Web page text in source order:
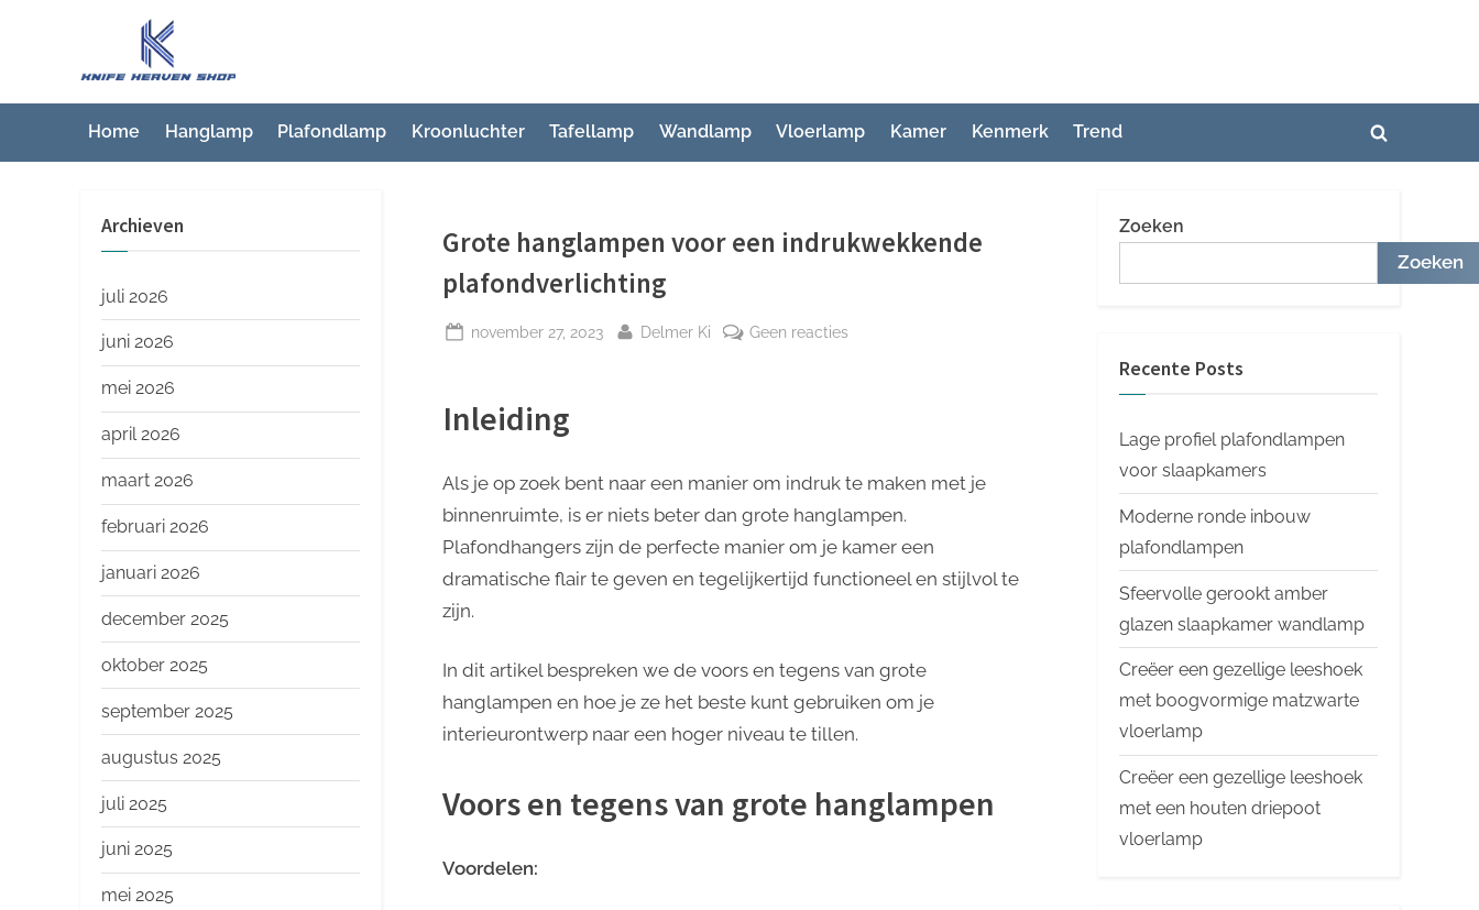
inhoud
K
n
i
f
e
h
Home Hanglamp Plafondlamp Kroonluchter Tafellamp Wandlamp Vloerlamp Kamer Kenmerk Trend
Toggle
Grote hanglampen voor een indrukwekkende
plafondverlichting
Geplaatst
november 27, 2023 Door
Delmer Ki Geen reacties
plafondverlichting
Inleiding
Als je op zoek bent naar een manier om indruk te maken met je
binnenruimte, is er niets beter dan grote hanglampen.
Plafondhangers zijn de perfecte manier om je kamer een
dramatische flair te geven en tegelijkertijd functioneel en stijlvol te
zijn.
In dit artikel bespreken we de voors en tegens van grote
hanglampen en hoe je ze het beste kunt gebruiken om je
interieurontwerp naar een hoger niveau te tillen.
Voors en tegens van grote hanglampen
Voordelen:
Archieven
juli 2026
juni 2026
mei 2026
april 2026
maart 2026
februari 2026
januari 2026
december 2025
oktober 2025
september 2025
augustus 2025
juli 2025
juni 2025
mei 2025
Zoeken
Zoeken
Recente Posts
Lage profiel plafondlampen
voor slaapkamers
Moderne ronde inbouw
plafondlampen
Sfeervolle gerookt amber
glazen slaapkamer wandlamp
Creëer een gezellige leeshoek
met boogvormige matzwarte
vloerlamp
Creëer een gezellige leeshoek
met een houten driepoot
vloerlamp